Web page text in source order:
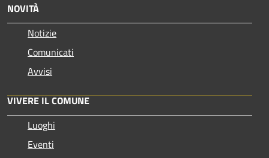
NOVITÀ
Notizie
Comunicati
Avvisi
VIVERE IL COMUNE
Luoghi
Eventi